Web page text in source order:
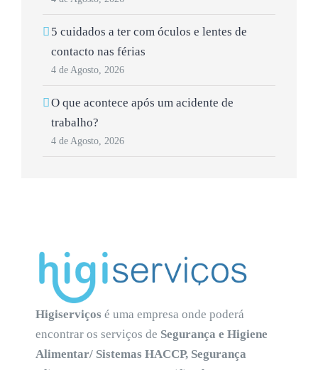
5 cuidados a ter com óculos e lentes de
contacto nas férias
4 de Agosto, 2026
O que acontece após um acidente de
trabalho?
4 de Agosto, 2026
Higiserviços é uma empresa onde poderá
encontrar os serviços de Segurança e Higiene
Alimentar/ Sistemas HACCP, Segurança